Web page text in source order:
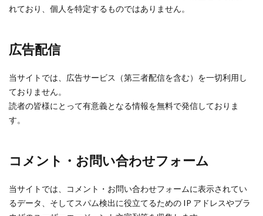
れており、個人を特定するものではありません。
広告配信
当サイトでは、広告サービス（第三者配信を含む）を一切利用し
ておりません。
読者の皆様にとって有意義となる情報を無料で発信しておりま
す。
コメント・お問い合わせフォーム
当サイトでは、コメント・お問い合わせフォームに表示されてい
るデータ、そしてスパム検出に役立てるための IP アドレスやブラ